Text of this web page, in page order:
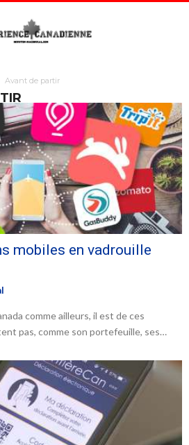
Avant de partir
mobiles en vadrouille
comme ailleurs, il est de ces
pas, comme son portefeuille, ses…